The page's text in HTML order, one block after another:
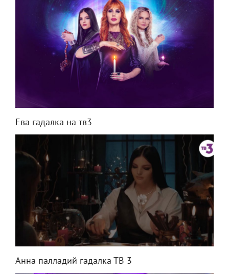
Ева гадалка на тв3
Анна палладий гадалка ТВ 3